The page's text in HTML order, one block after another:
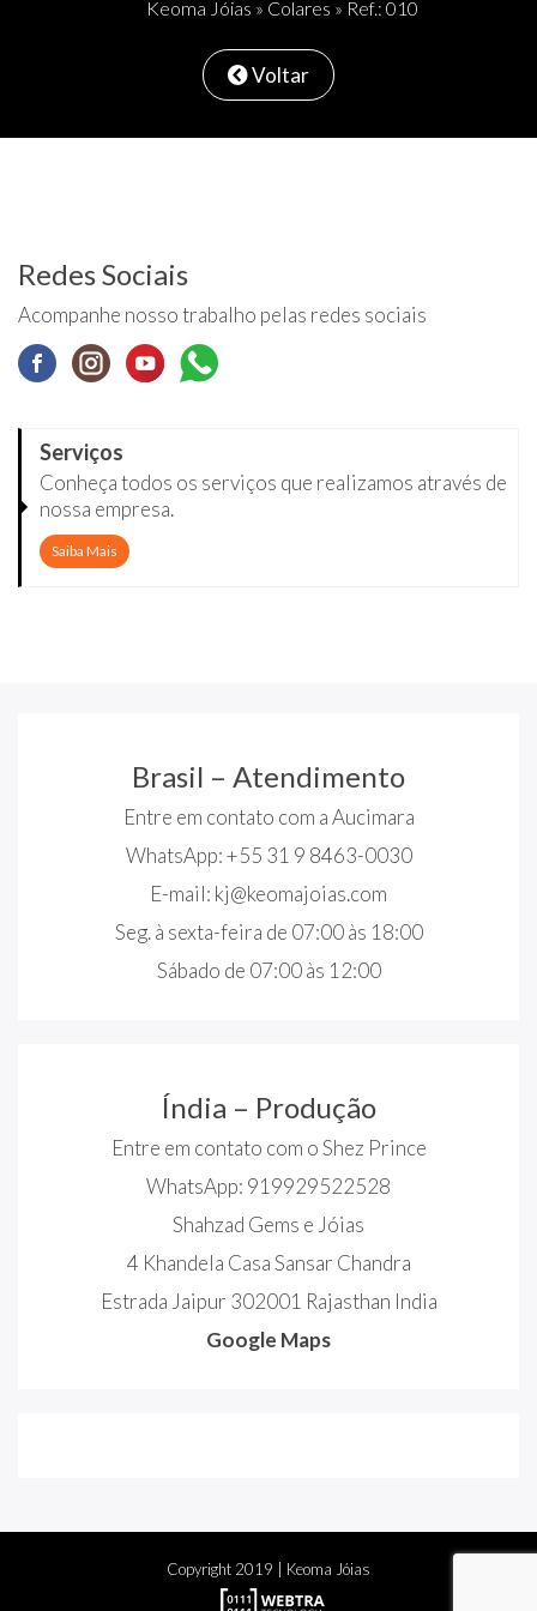
Keoma Jóias » Colares » Ref.: 010
Voltar
Redes Sociais
Acompanhe nosso trabalho pelas redes sociais
Serviços
Conheça todos os serviços que realizamos através de
nossa empresa.
Saiba Mais
Brasil – Atendimento
Entre em contato com a Aucimara
WhatsApp: +55 31 9 8463-0030
E-mail: kj@keomajoias.com
Seg. à sexta-feira de 07:00 às 18:00
Sábado de 07:00 às 12:00
Índia – Produção
Entre em contato com o Shez Prince
WhatsApp: 919929522528
Shahzad Gems e Jóias
4 Khandela Casa Sansar Chandra
Estrada Jaipur 302001 Rajasthan India
Google Maps
Copyright 2019 | Keoma Jóias